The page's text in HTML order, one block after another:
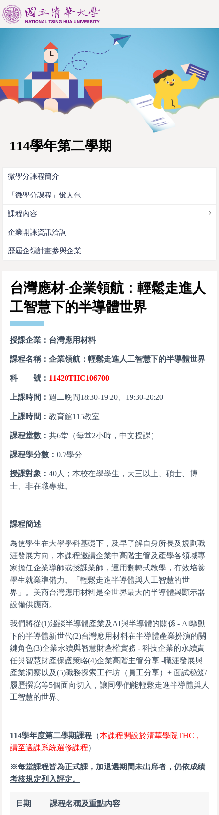
114學年第二學期
微學分課程簡介
「微學分課程」懶人包
課程內容
企業開課資訊洽詢
歷屆企領計畫參與企業
台灣應材-企業領航：輕鬆走進人
工智慧下的半導體世界
授課企業：台灣應用材料
課程名稱：企業領航：輕鬆走進人工智慧下的半導體世界
科 號： 11420THC106700
上課時間： 週二晚間18:30-19:20、19:30-20:20
上課時間： 教育館115教室
課程堂數： 共6堂（每堂2小時，中文授課）
課程學分數： 0.7學分
授課對象： 40人；本校在學學生，大三以上、碩士、博
士、非在職專班。
課程簡述
為使學生在大學學科基礎下，及早了解自身所長及規劃職
涯發展方向，本課程邀請企業中高階主管及產學各領域專
家擔任企業導師或授課業師，運用翻轉式教學，有效培養
學生就業準備力。「輕鬆走進半導體與人工智慧的世
界」。 美商台灣應用材料是全世界最大的半導體與顯示器
設備供應商。
我們將從(1)淺談半導體產業及AI與半導體的關係 - AI驅動
下的半導體新世代(2)台灣應用材料在半導體產業扮演的關
鍵角色(3)企業永續與智慧財產權實務 - 科技企業的永續責
任與智慧財產保護策略(4)企業高階主管分享 -職涯發展與
產業洞察以及(5)職務探索工作坊（員工分享）+ 面試秘笈/
履歷撰寫等5個面向切入，讓同學們能輕鬆走進半導體與人
工智慧的世界。
114學年度第二學期課程 （本課程開設於清華學院THC，
請至選課系統選修課程）
※每堂課程皆為正式課，加退選期間未出席者，仍依成績
考核規定列入評定。
日期 課程名稱及重點內容